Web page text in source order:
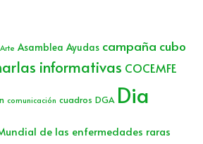
Arte Asamblea Ayudas campaña cubo
informativas COCEMFE
comunicación cuadros DGA Dia
de las enfermedades raras